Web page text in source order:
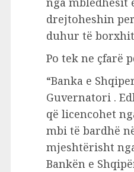
drejtoheshin
duhur të
Po tek ne çfarë
“Banka e
Guvernatori .
që licencohet
mbi të bardhë
mjeshtërisht
Bankën e